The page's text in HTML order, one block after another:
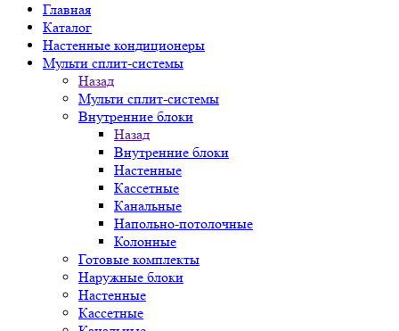
Главная
Каталог
Настенные кондиционеры
Мульти сплит-системы
Назад
Мульти сплит-системы
Внутренние блоки
Назад
Внутренние блоки
Настенные
Кассетные
Канальные
Напольно-потолочные
Колонные
Готовые комплекты
Наружные блоки
Настенные
Кассетные